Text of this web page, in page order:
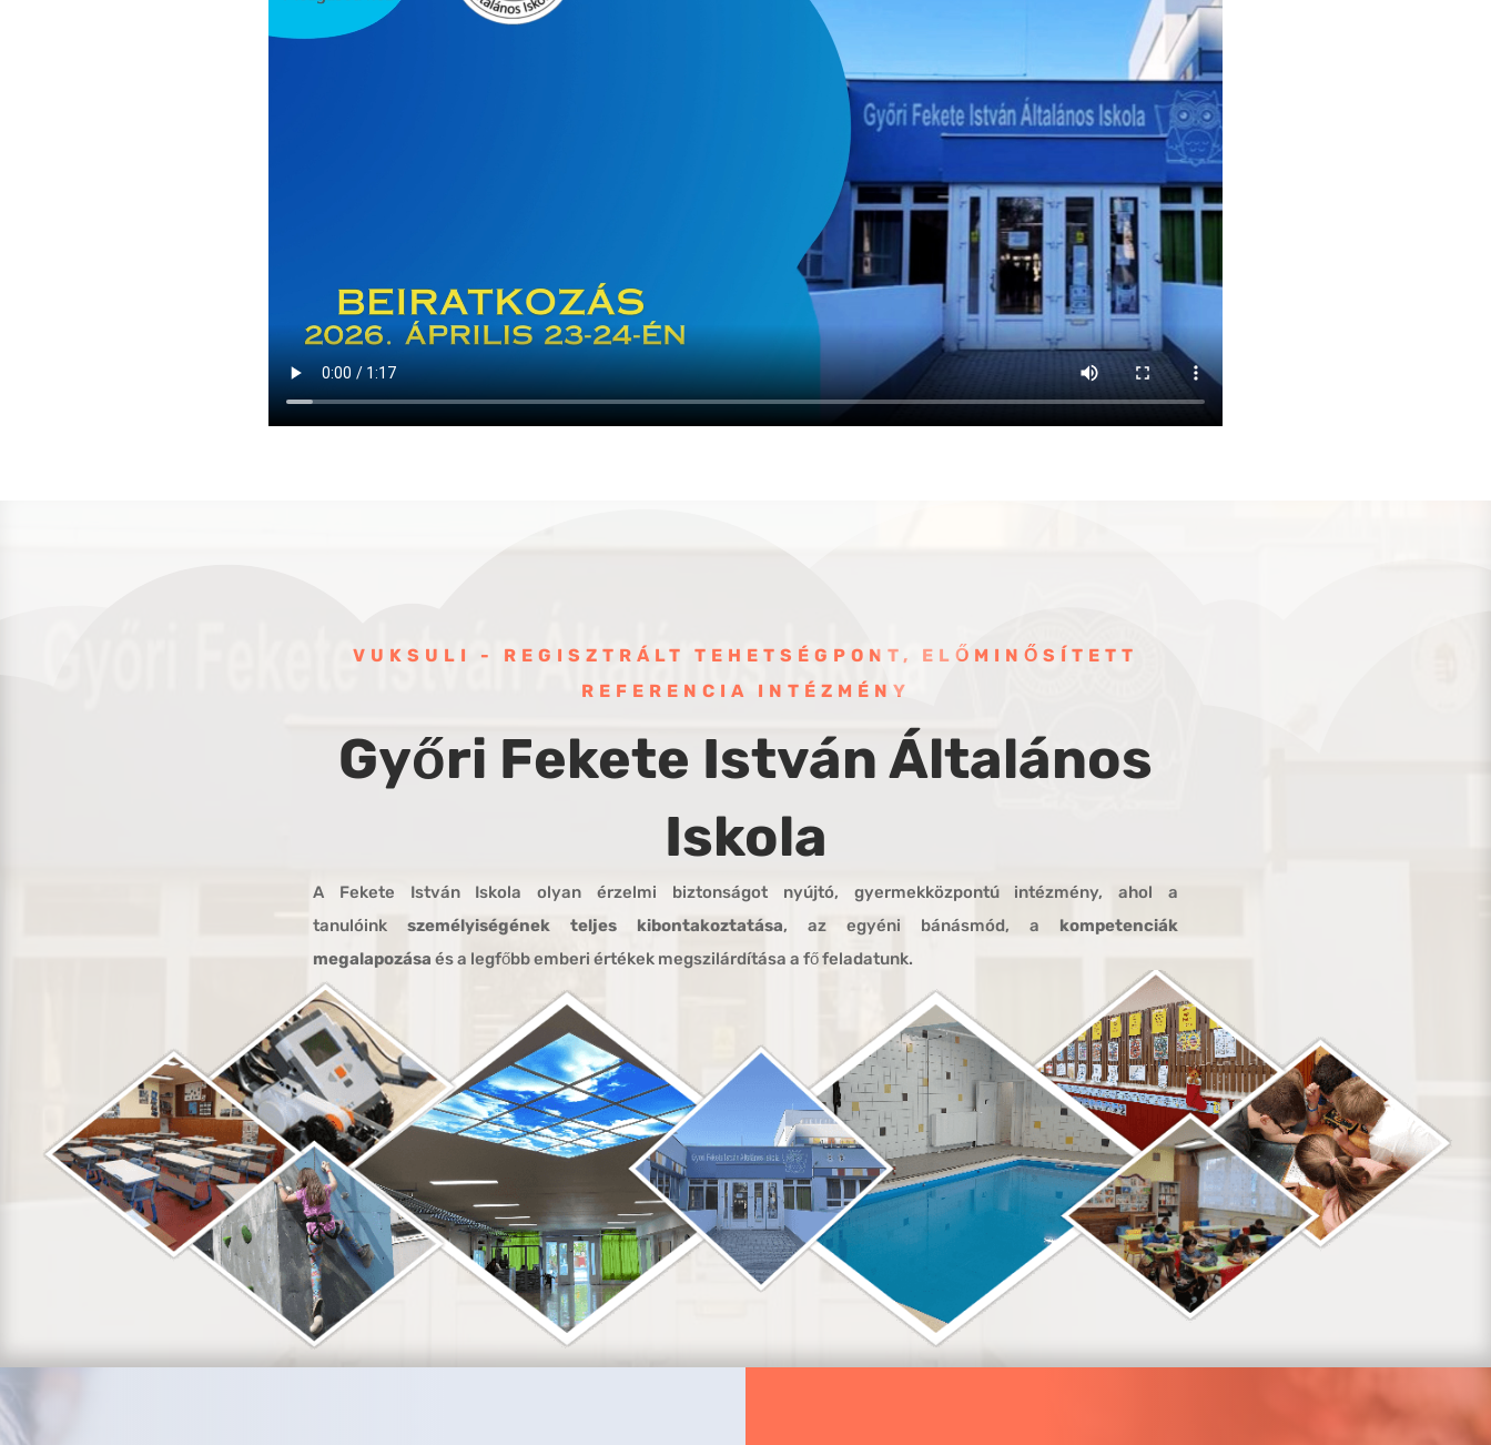
VUKSULI - REGISZTRÁLT TEHETSÉGPONT, ELŐMINŐSÍTETT
REFERENCIA INTÉZMÉNY
Győri Fekete István Általános
Iskola
A Fekete István Iskola olyan érzelmi biztonságot nyújtó, gyermekközpontú intézmény, ahol a
tanulóink személyiségének teljes kibontakoztatása, az egyéni bánásmód, a kompetenciák
megalapozása és a legfőbb emberi értékek megszilárdítása a fő feladatunk.